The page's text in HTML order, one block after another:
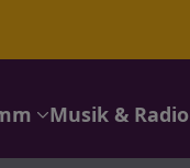
Musik & Radio